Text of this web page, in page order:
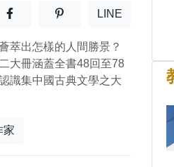
分享至facebook(另開新視窗)
分享至噗浪(另開新視窗)
LINE
萃出怎樣的人間勝景？
大冊涵蓋全書48回至78
識集中國古典文學之大
家